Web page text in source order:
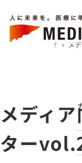
キーワードから検索
事業内容
お知らせ
医療トピックス
企業情報
ホーム お知らせ chevron_right メ
メディ
ター